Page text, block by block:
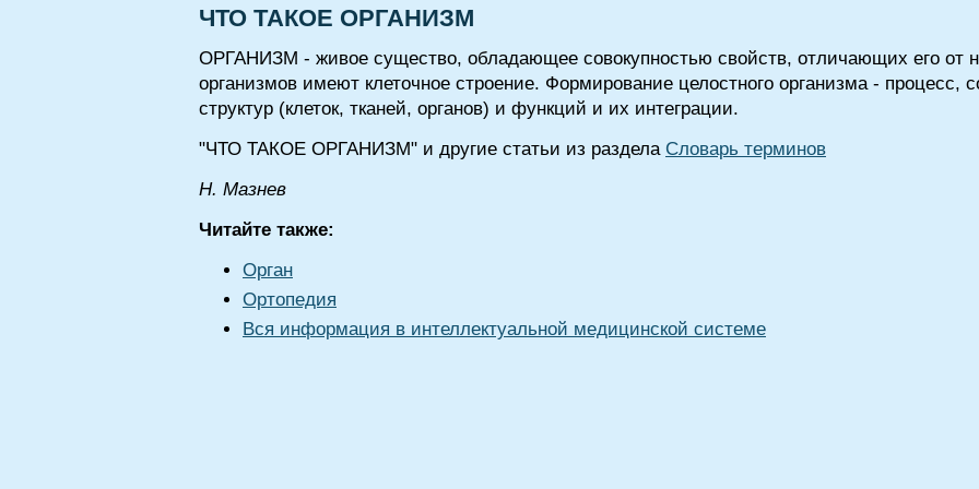
ЧТО ТАКОЕ ОРГАНИЗМ
ОРГАНИЗМ - живое существо, обладающее совокупностью свойств, отличающих его от
организмов имеют клеточное строение. Формирование целостного организма -
структур (клеток, тканей, органов) и функций и их интеграции.
"ЧТО ТАКОЕ ОРГАНИЗМ" и другие статьи из раздела Словарь терминов
Н. Мазнев
Читайте также:
Орган
Ортопедия
Вся информация в интеллектуальной медицинской системе